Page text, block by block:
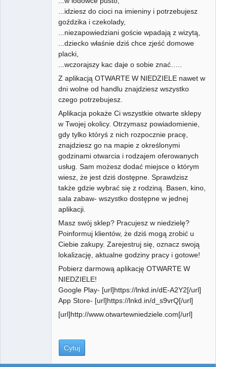
...idziesz do cioci na imieniny i potrzebujesz
goździka i czekolady,
...niezapowiedziani goście wpadają z wizytą,
...dziecko właśnie dziś chce zjeść domowe
placki,
...wczorajszy kac daje o sobie znać…..
Z aplikacją OTWARTE W NIEDZIELE nawet w
dni wolne od handlu znajdziesz wszystko
czego potrzebujesz.
Aplikacja pokaże Ci wszystkie otwarte sklepy
w Twojej okolicy. Otrzymasz powiadomienie,
gdy tylko któryś z nich rozpocznie pracę,
znajdziesz go na mapie z określonymi
godzinami otwarcia i rodzajem oferowanych
usług. Sam możesz dodać miejsce o którym
wiesz, że jest dziś dostępne. Sprawdzisz
także gdzie wybrać się z rodziną. Basen, kino,
sala zabaw- wszystko dostępne w jednej
aplikacji.
Masz swój sklep? Pracujesz w niedzielę?
Poinformuj klientów, że dziś mogą zrobić u
Ciebie zakupy. Zarejestruj się, oznacz swoją
lokalizację, aktualne godziny pracy i gotowe!
Pobierz darmową aplikację OTWARTE W
NIEDZIELE!
Google Play- [url]https://lnkd.in/dE-A2Y2[/url]
App Store- [url]https://lnkd.in/d_s9vrQ[/url]
[url]http://www.otwartewniedziele.com[/url]
Cytuj